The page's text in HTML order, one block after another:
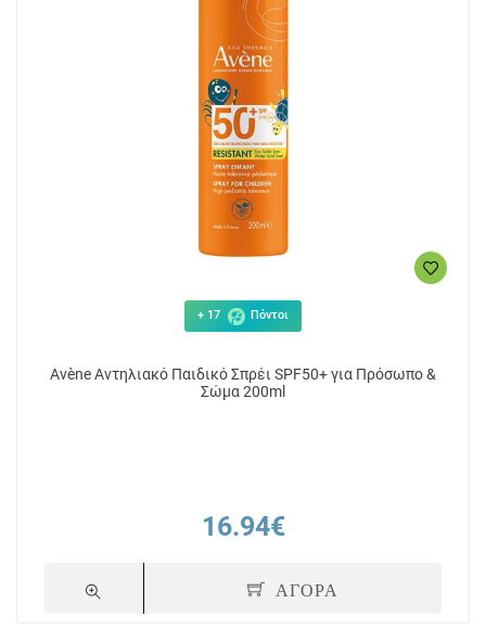
+ 17 Πόντοι
Avène Αντηλιακό Παιδικό Σπρέι SPF50+ για Πρόσωπο &
Σώμα 200ml
16.94€
ΑΓΟΡΑ